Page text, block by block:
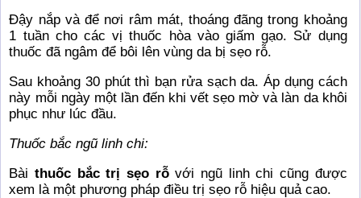
Đậy nắp và để nơi râm mát, thoáng đãng trong khoảng
1 tuần cho các vị thuốc hòa vào giấm gạo. Sử dụng
thuốc đã ngâm để bôi lên vùng da bị sẹo rỗ.
Sau khoảng 30 phút thì bạn rửa sạch da. Áp dụng cách
này mỗi ngày một lần đến khi vết sẹo mờ và làn da khôi
phục như lúc đầu.
Thuốc bắc ngũ linh chi:
Bàithuốc bắc trị sẹo rỗvới ngũ linh chi cũng được
xem là một phương pháp điều trị sẹo rỗ hiệu quả cao.